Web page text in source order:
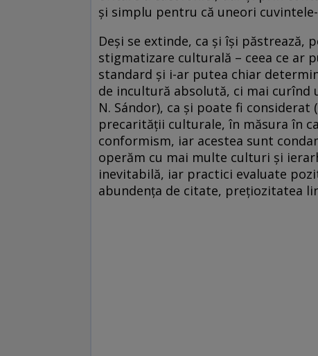
şi simplu pentru că uneori
Deşi se extinde, ca şi îşi
stigmatizare culturală – ceea ce ar
standard şi i-ar putea chiar
de incultură absolută, ci mai curînd
N. Sándor), ca şi poate fi
precarităţii culturale, în măsura în
conformism, iar acestea sunt
operăm cu mai multe culturi şi
inevitabilă, iar practici evaluate
abundenţa de citate, preţiozitatea